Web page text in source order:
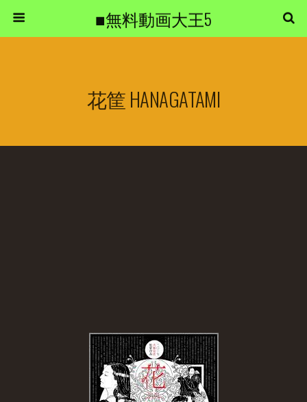
■無料動画大王5
花筐 HANAGATAMI